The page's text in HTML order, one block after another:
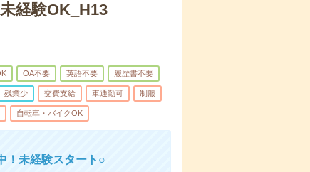
経験OK_H13
OA不要 英語不要 履歴書不要
残業少 交費支給 車通勤可 制服
自転車・バイクOK
！未経験スタート○